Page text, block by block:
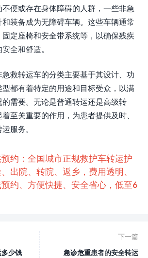
不便或存在身体障碍的人群，一些非急
装备成为无障碍车辆。这些车辆通常
定座椅和安全带系统等，以确保残疾
全和舒适。
急救转运车的分类主要基于其设计、功
都有着特定的用途和目标受众，以满
的需要。无论是普通转运还是高级转
至关重要的作用，为患者提供及时、
服务。
约：全国城市正规救护车转运护
出院、转院、返乡，费用透明、
约、方便快捷、安全省心，低至6
少钱
下一篇
急诊危重患者的安全转运